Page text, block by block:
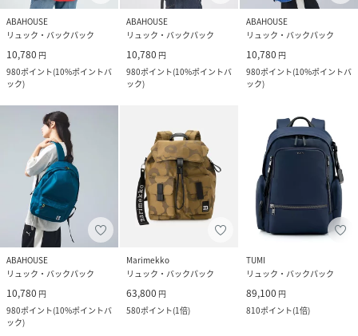
ABAHOUSE
リュック・バックパック
10,780 円
980ポイント(10%ポイントバ
ック)
ABAHOUSE
リュック・バックパック
10,780 円
980ポイント(10%ポイントバ
ック)
ABAHOUSE
リュック・バックパック
10,780 円
980ポイント(10%ポイントバ
ック)
ABAHOUSE
リュック・バックパック
10,780 円
980ポイント(10%ポイントバ
ック)
Marimekko
リュック・バックパック
63,800 円
580ポイント(1倍)
TUMI
リュック・バックパック
89,100 円
810ポイント(1倍)